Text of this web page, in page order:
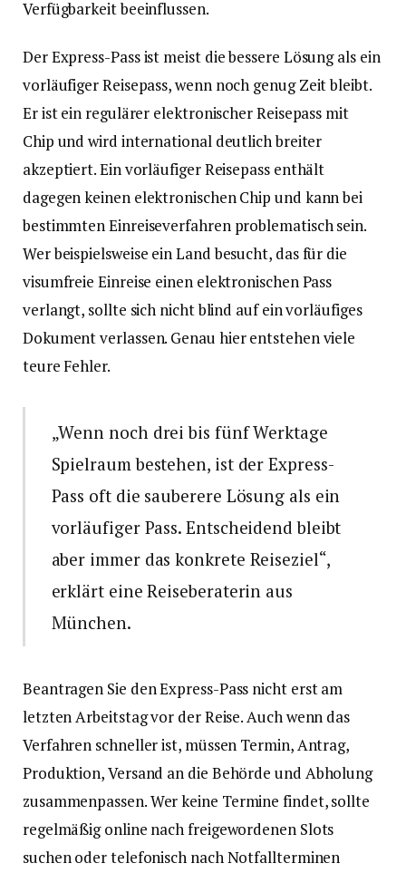
Verfügbarkeit beeinflussen.
Der Express-Pass ist meist die bessere Lösung als ein
vorläufiger Reisepass, wenn noch genug Zeit bleibt.
Er ist ein regulärer elektronischer Reisepass mit
Chip und wird international deutlich breiter
akzeptiert. Ein vorläufiger Reisepass enthält
dagegen keinen elektronischen Chip und kann bei
bestimmten Einreiseverfahren problematisch sein.
Wer beispielsweise ein Land besucht, das für die
visumfreie Einreise einen elektronischen Pass
verlangt, sollte sich nicht blind auf ein vorläufiges
Dokument verlassen. Genau hier entstehen viele
teure Fehler.
„Wenn noch drei bis fünf Werktage
Spielraum bestehen, ist der Express-
Pass oft die sauberere Lösung als ein
vorläufiger Pass. Entscheidend bleibt
aber immer das konkrete Reiseziel“,
erklärt eine Reiseberaterin aus
München.
Beantragen Sie den Express-Pass nicht erst am
letzten Arbeitstag vor der Reise. Auch wenn das
Verfahren schneller ist, müssen Termin, Antrag,
Produktion, Versand an die Behörde und Abholung
zusammenpassen. Wer keine Termine findet, sollte
regelmäßig online nach freigewordenen Slots
suchen oder telefonisch nach Notfallterminen